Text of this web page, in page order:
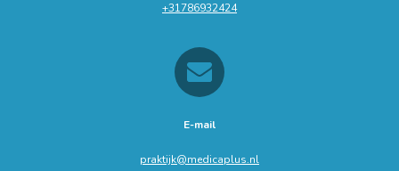
+31786932424
E-mail
praktijk@medicaplus.nl